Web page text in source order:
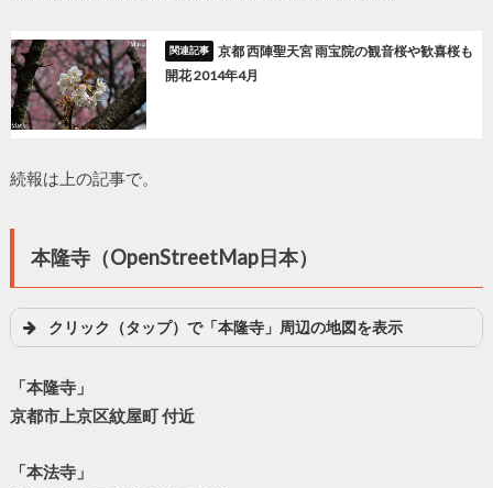
京都 西陣聖天宮 雨宝院の観音桜や歓喜桜も
開花 2014年4月
続報は上の記事で。
本隆寺（OpenStreetMap日本）
クリック（タップ）で「本隆寺」周辺の地図を表示
「本隆寺」
京都市上京区紋屋町 付近
「本法寺」